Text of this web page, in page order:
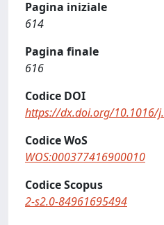
Pagina iniziale
614
Pagina finale
616
Codice DOI
https://dx.doi.org/10.1016/
Codice WoS
WOS:000377416900010
Codice Scopus
2-s2.0-84961695494